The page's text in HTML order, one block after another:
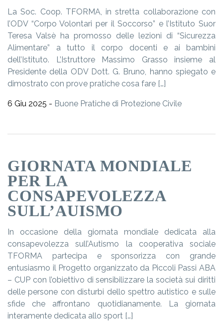
La Soc. Coop. TFORMA, in stretta collaborazione con
l’ODV “Corpo Volontari per il Soccorso” e l’Istituto Suor
Teresa Valsè ha promosso delle lezioni di “Sicurezza
Alimentare” a tutto il corpo docenti e ai bambini
dell’Istituto. L’Istruttore Massimo Grasso insieme al
Presidente della ODV Dott. G. Bruno, hanno spiegato e
dimostrato con prove pratiche cosa fare […]
6 Giu 2025 - Buone Pratiche di Protezione Civile
GIORNATA MONDIALE
PER LA
CONSAPEVOLEZZA
SULL’AUISMO
In occasione della giornata mondiale dedicata alla
consapevolezza sull’Autismo la cooperativa sociale
TFORMA partecipa e sponsorizza con grande
entusiasmo il Progetto organizzato da Piccoli Passi ABA
– CUP con l’obiettivo di sensibilizzare la società sui diritti
delle persone con disturbi dello spettro autistico e sulle
sfide che affrontano quotidianamente. La giornata
interamente dedicata allo sport […]